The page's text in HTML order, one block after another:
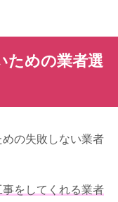
めの業者選
の失敗しない業者
をしてくれる業者